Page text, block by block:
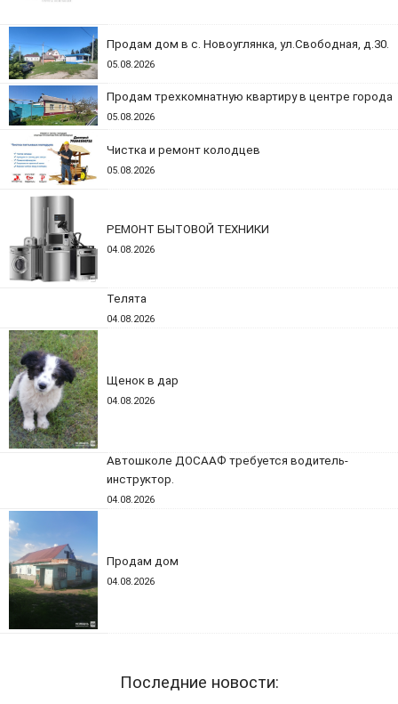
Продам дом в с. Новоуглянка, ул.Свободная, д.30.
05.08.2026
Продам трехкомнатную квартиру в центре города
05.08.2026
Чистка и ремонт колодцев
05.08.2026
РЕМОНТ БЫТОВОЙ ТЕХНИКИ
04.08.2026
Телята
04.08.2026
Щенок в дар
04.08.2026
Автошколе ДОСААФ требуется водитель-
инструктор.
04.08.2026
Продам дом
04.08.2026
Последние новости: